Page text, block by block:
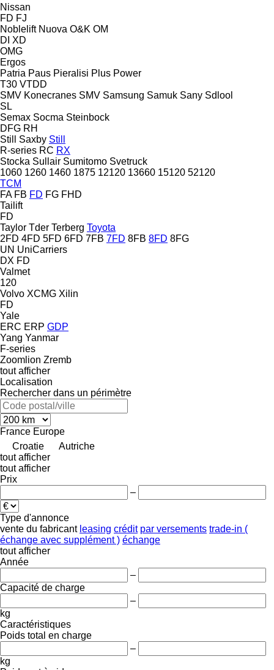
Nissan
FD FJ
Noblelift Nuova O&K OM
DI XD
OMG
Ergos
Patria Paus Pieralisi Plus Power
T30 VTDD
SMV Konecranes SMV Samsung Samuk Sany Sdlool
SL
Semax Socma Steinbock
DFG RH
Still Saxby Still
R-series RC RX
Stocka Sullair Sumitomo Svetruck
1060 1260 1460 1875 12120 13660 15120 52120
TCM
FA FB FD FG FHD
Tailift
FD
Taylor Tder Terberg Toyota
2FD 4FD 5FD 6FD 7FB 7FD 8FB 8FD 8FG
UN UniCarriers
DX FD
Valmet
120
Volvo XCMG Xilin
FD
Yale
ERC ERP GDP
Yang Yanmar
F-series
Zoomlion Zremb
tout afficher
Localisation
Rechercher dans un périmètre
France Europe
Croatie
Autriche
tout afficher
tout afficher
Prix
–
Type d'annonce
vente du fabricant leasing crédit par versements trade-in (
échange avec supplément ) échange
tout afficher
Année
–
Capacité de charge
–
kg
Caractéristiques
Poids total en charge
–
kg